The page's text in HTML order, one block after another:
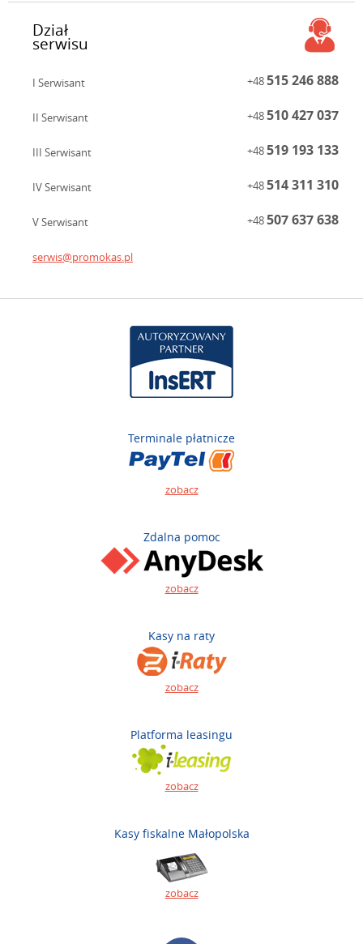
Dział
serwisu
I Serwisant +48515 246 888
II Serwisant +48510 427 037
III Serwisant +48519 193 133
IV Serwisant +48514 311 310
V Serwisant +48507 637 638
serwis@promokas.pl
Terminale płatnicze
zobacz
Zdalna pomoc
zobacz
Kasy na raty
zobacz
Platforma leasingu
zobacz
Kasy fiskalne Małopolska
zobacz